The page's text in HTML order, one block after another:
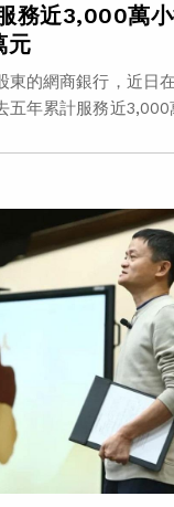
務近3,000萬
元
東的網商銀行，近日
五年累計服務近3,000